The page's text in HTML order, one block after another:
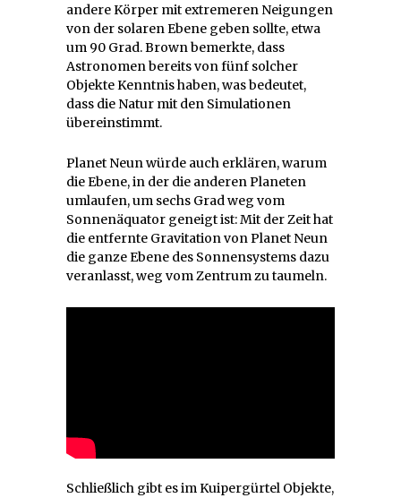
andere Körper mit extremeren Neigungen
von der solaren Ebene geben sollte, etwa
um 90 Grad. Brown bemerkte, dass
Astronomen bereits von fünf solcher
Objekte Kenntnis haben, was bedeutet,
dass die Natur mit den Simulationen
übereinstimmt.
Planet Neun würde auch erklären, warum
die Ebene, in der die anderen Planeten
umlaufen, um sechs Grad weg vom
Sonnenäquator geneigt ist: Mit der Zeit hat
die entfernte Gravitation von Planet Neun
die ganze Ebene des Sonnensystems dazu
veranlasst, weg vom Zentrum zu taumeln.
Schließlich gibt es im Kuipergürtel Objekte,